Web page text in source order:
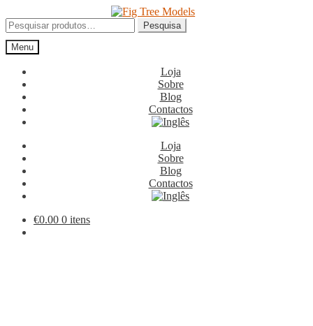
para
a
navegação
para
o
conteúdo
Pesquisar
por:
Pesquisa
Menu
Loja
Sobre
Blog
Contactos
Loja
Sobre
Blog
Contactos
€0.00 0 itens